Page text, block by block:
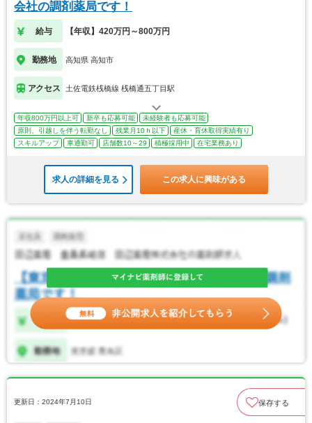
会社の調剤薬局です！
給与 【年収】420万円～800万円
勤務地 高知県 高知市
アクセス 土佐電鉄桟橋線 桟橋通五丁目駅
年収800万円以上可 新卒も応募可能
未経験者も応募可能
原則、引越しを伴う転勤なし
残業月10ｈ以下
産休・育休取得実績有り
スキルアップ
車通勤可 店舗数10～29 積極採用中 在宅業務あり
求人の詳細を見る この求人に興味がある
更新日：2024年7月10日 保存する